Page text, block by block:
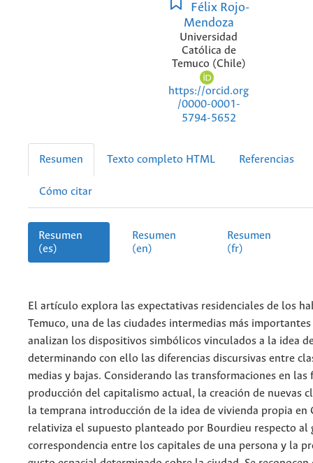
Félix Rojo-
Mendoza
Universidad
Católica de
Temuco (Chile)
https://orcid.org
/0000-0001-
5794-5652
Resumen Texto completo HTML Referencias
Cómo citar
Resumen
(es)
Resumen
(en)
Resumen
(fr)
El artículo explora las expectativas residenciales de los
Temuco, una de las ciudades intermedias más importantes
analizan los dispositivos simbólicos vinculados a la idea
determinando con ello las diferencias discursivas entre
medias y bajas. Considerando las transformaciones en las
producción del capitalismo actual, la creación de nuevas
la temprana introducción de la idea de vivienda propia en
relativiza el supuesto planteado por Bourdieu respecto al
correspondencia entre los capitales de una persona y la